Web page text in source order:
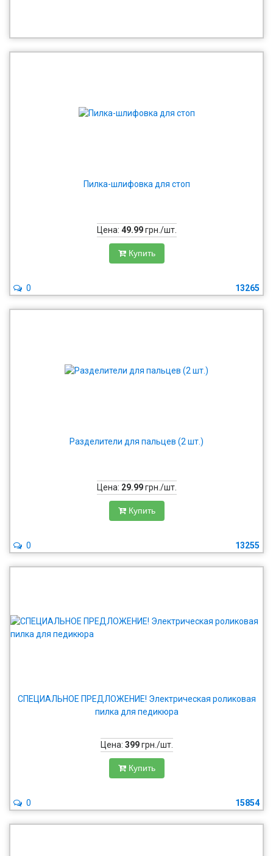
Пилка-шлифовка для стоп
Цена: 49.99грн./шт.
Купить
13265
0
Разделители для пальцев (2 шт.)
Цена: 29.99грн./шт.
Купить
13255
0
СПЕЦИАЛЬНОЕ ПРЕДЛОЖЕНИЕ! Электрическая роликовая
пилка для педикюра
Цена: 399грн./шт.
Купить
15854
0